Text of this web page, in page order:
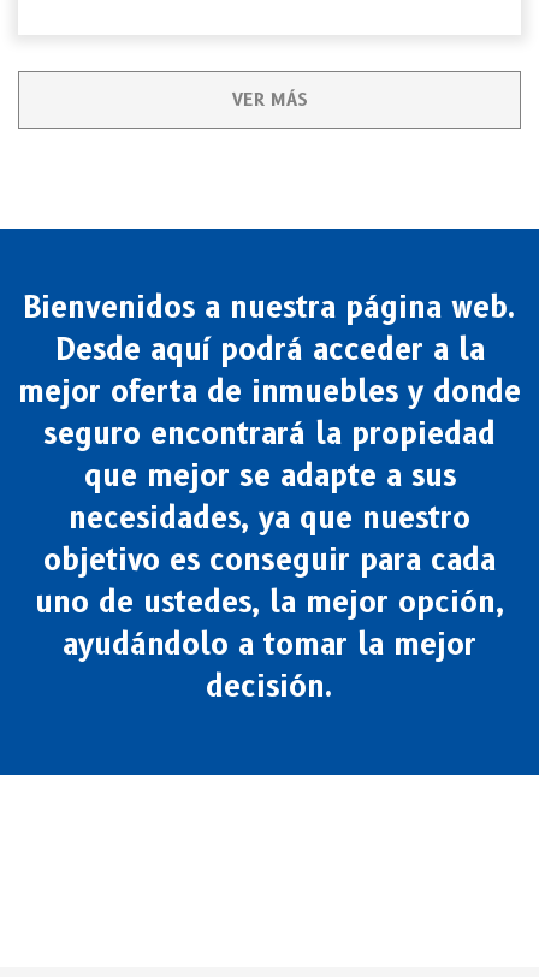
VER MÁS
Bienvenidos a nuestra página web.
Desde aquí podrá acceder a la
mejor oferta de inmuebles y donde
seguro encontrará la propiedad
que mejor se adapte a sus
necesidades, ya que nuestro
objetivo es conseguir para cada
uno de ustedes, la mejor opción,
ayudándolo a tomar la mejor
decisión.